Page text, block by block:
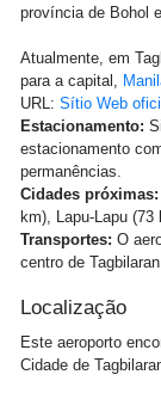
província de Bohol
Atualmente, em
para a capital,
URL: Sítio Web
Estacionamento:
estacionamento
permanências.
Cidades próximas:
km), Lapu-Lapu
Transportes: O
centro de
Localização
Este aeroporto
Cidade de